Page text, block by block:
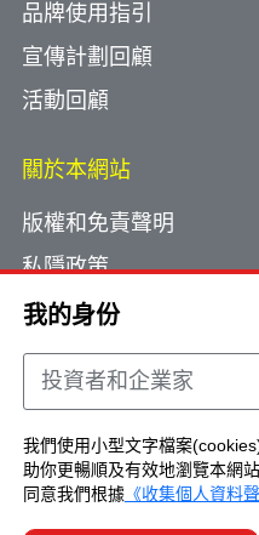
我的身份
投資者和企業家
我們使用小型文字檔案
助你更暢順及有效地瀏覽本網
同意我們根據 《收集個人資料聲
品牌使用指引
宣傳計劃回顧
活動回顧
關於本網站
版權和免責聲明
私隱政策
使用小型文字檔案
網頁指南
聯絡我們
Copyright © Brand
Reserved.